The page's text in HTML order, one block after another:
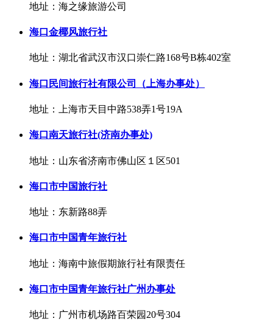
地址：海之缘旅游公司
海口金椰风旅行社
地址：湖北省武汉市汉口崇仁路168号B栋402室
海口民间旅行社有限公司（上海办事处）
地址：上海市天目中路538弄1号19A
海口南天旅行社(济南办事处)
地址：山东省济南市佛山区１区501
海口市中国旅行社
地址：东新路88弄
海口市中国青年旅行社
地址：海南中旅假期旅行社有限责任
海口市中国青年旅行社广州办事处
地址：广州市机场路百荣园20号304